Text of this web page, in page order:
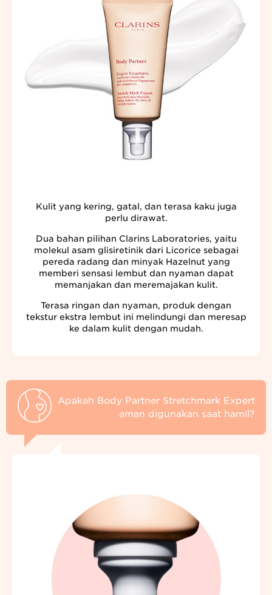
Kulit yang kering, gatal, dan terasa kaku juga
perlu dirawat.
Dua bahan pilihan Clarins Laboratories, yaitu
molekul asam glisiretinik dari Licorice sebagai
pereda radang dan minyak Hazelnut yang
memberi sensasi lembut dan nyaman dapat
memanjakan dan meremajakan kulit.
Terasa ringan dan nyaman, produk dengan
tekstur ekstra lembut ini melindungi dan meresap
ke dalam kulit dengan mudah.
Apakah Body Partner Stretchmark Expert
aman digunakan saat hamil?